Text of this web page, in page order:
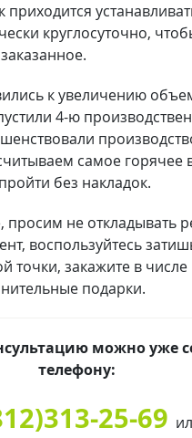
круглосуточно,
к увеличению
4-ю
самое горячее
без накладок.
просим не откладывать
воспользуйтесь
точки, закажите в
подарки.
можно уже
телефону:
25-69